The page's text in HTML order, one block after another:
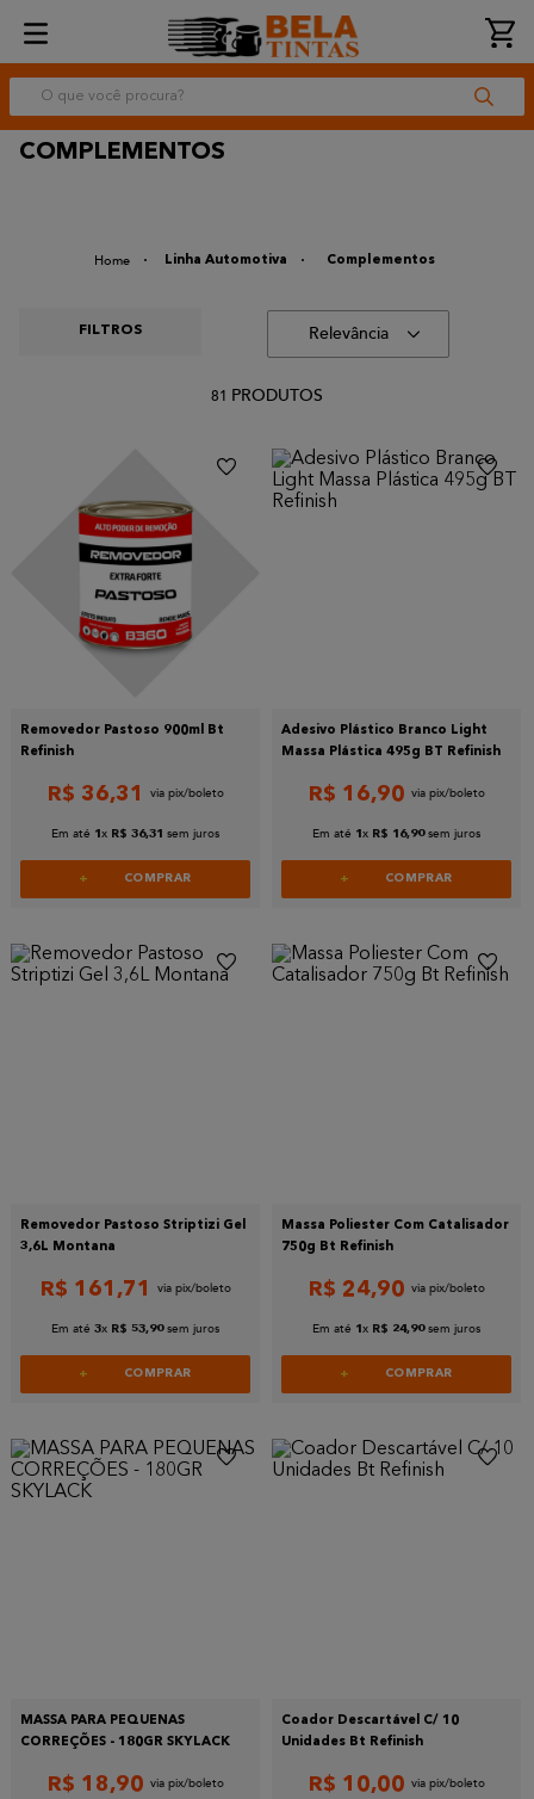
O que você procura?
COMPLEMENTOS
Linha Automotiva Complementos
Relevância
81 PRODUTOS
Removedor Pastoso 900ml Bt
Refinish
R$ 36,31
Em até 1 x R$ 36,31 sem juros
COMPRAR
Adesivo Plástico Branco Light
Massa Plástica 495g BT Refinish
R$ 16,90
Em até 1 x R$ 16,90 sem juros
COMPRAR
Removedor Pastoso Striptizi Gel
3,6L Montana
R$ 161 ,71
Em até 3x R$ 53,90 sem juros
COMPRAR
Massa Poliester Com Catalisador
750g Bt Refinish
R$ 24,90
Em até 1 x R$ 24 ,90 sem juros
COMPRAR
MASSA PARA PEQUENAS
CORREÇÕES - 180GR SKYLACK
R$ 18,90
Coador Descartável C/ 10
Unidades Bt Refinish
R$ 10,00